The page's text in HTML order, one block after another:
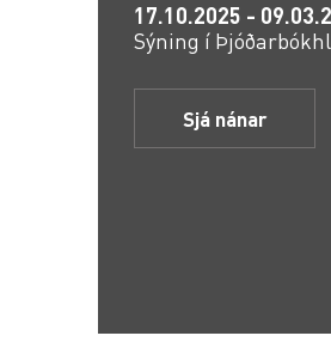
17.10.2025 -
Sýning í
Sjá nánar